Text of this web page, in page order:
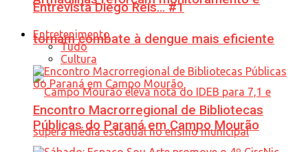
tornam combate à dengue mais eficiente
Entrevista Diego Reis… #1
Entretenimento
Tudo
Cultura
Encontro Macrorregional de Bibliotecas
Públicas do Paraná em Campo Mourão